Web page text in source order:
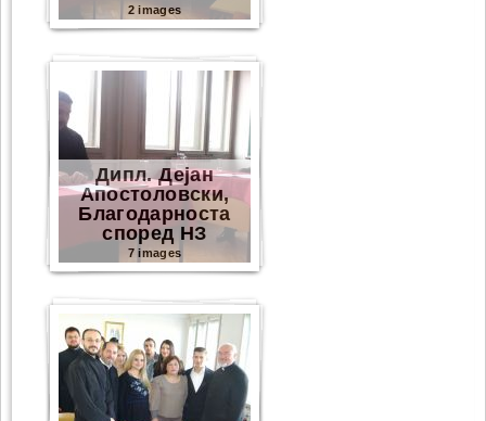
2 images
Дипл. Дејан
Апостоловски,
Благодарноста
според НЗ
7 images